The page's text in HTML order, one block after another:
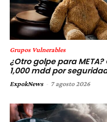
Grupos Vulnerables
¿Otro golpe para
1,000 mdd por
ExpokNews - 7 agosto 2026